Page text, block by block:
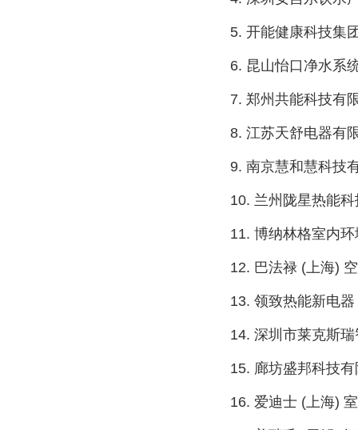
5. 开能健康科技集团
6. 昆山怡口净水系统
7. 郑州共能科技有限
8. 江苏天舒电器有限
9. 南京慧和慧科技有
10. 兰州陇星热能科
11. 博纳林格室内环
12. 巴法禄 (上海) 空
13. 领致热能新电器 (
14. 深圳市莱克斯瑞
15. 廊坊盛邦科技有
16. 爱迪士 (上海) 室